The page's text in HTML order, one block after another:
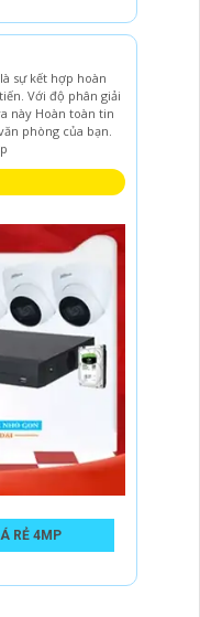
RẺ 4MP
sự kết hợp hoàn
Với độ phân giải
này Hoàn toàn tin
phòng của bạn.